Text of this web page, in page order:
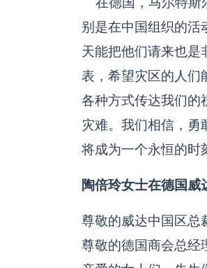
别是在中国组织的活
天能把他们请来也是
表，希望灾区的人们
各种方式传达我们的
灾难。我们相信，勇
将成为一个永恒的时
陶倍玲女士在德国
尊敬的威达中国区总
尊敬的德国商会总经